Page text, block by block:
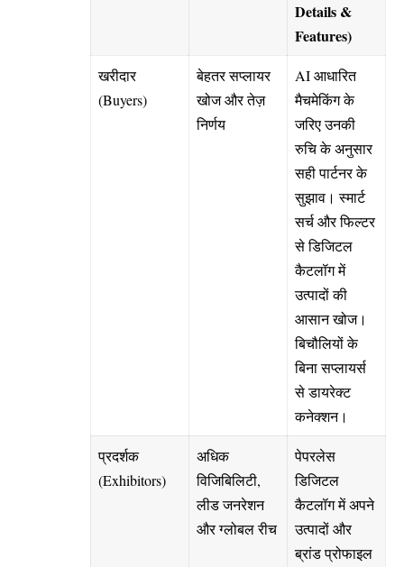
Details &
Features)
खरीदार
(Buyers)
बेहतर सप्लायर
खोज और तेज़
निर्णय
AI आधारित
मैचमेकिंग के
जरिए उनकी
रुचि के अनुसार
सही पार्टनर के
सुझाव। स्मार्ट
सर्च और फिल्टर
से डिजिटल
कैटलॉग में
उत्पादों की
आसान खोज।
बिचौलियों के
बिना सप्लायर्स
से डायरेक्ट
कनेक्शन।
प्रदर्शक
(Exhibitors)
अधिक
विजिबिलिटी,
लीड जनरेशन
और ग्लोबल रीच
पेपरलेस
डिजिटल
कैटलॉग में अपने
उत्पादों और
ब्रांड प्रोफाइल